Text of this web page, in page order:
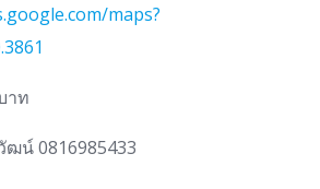
maps?
าท
น์ 0816985433